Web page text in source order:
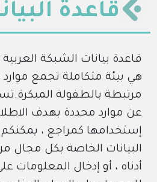
قاعدة
قاعدة بيانات الشبكة
هي بيئة متكاملة تجمع
مرتبطة بالطفولة
عن موارد محددة بهدف
إستخدامها كمراجع ،
البيانات الخاصة بكل مجال
أدناه ، أو إدخال المعلومات